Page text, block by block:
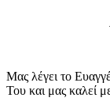
Μας λέγει το
Του και μας καλεί